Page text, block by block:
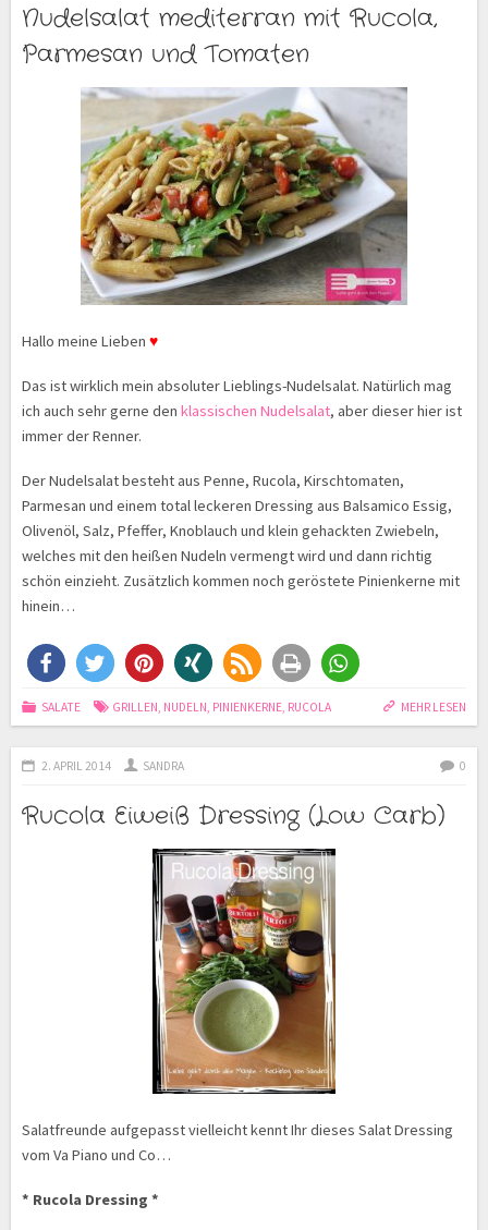
Nudelsalat mediterran mit Rucola,
Parmesan und Tomaten
Hallo meine Lieben ♥
Das ist wirklich mein absoluter Lieblings-Nudelsalat. Natürlich mag
ich auch sehr gerne den klassischen Nudelsalat, aber dieser hier ist
immer der Renner.
Der Nudelsalat besteht aus Penne, Rucola, Kirschtomaten,
Parmesan und einem total leckeren Dressing aus Balsamico Essig,
Olivenöl, Salz, Pfeffer, Knoblauch und klein gehackten Zwiebeln,
welches mit den heißen Nudeln vermengt wird und dann richtig
schön einzieht. Zusätzlich kommen noch geröstete Pinienkerne mit
hinein…
MEHR LESEN
SALATE GRILLEN, NUDELN, PINIENKERNE, RUCOLA
2. APRIL 2014 SANDRA 0
Rucola Eiweiß Dressing (Low Carb)
Salatfreunde aufgepasst vielleicht kennt Ihr dieses Salat Dressing
vom Va Piano und Co…
* Rucola Dressing *